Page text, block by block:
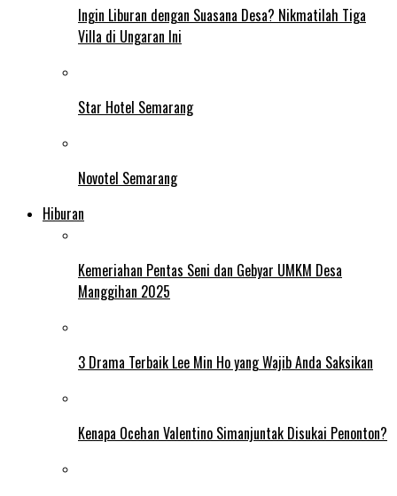
Ingin Liburan dengan Suasana Desa? Nikmatilah Tiga
Villa di Ungaran Ini
Star Hotel Semarang
Novotel Semarang
Hiburan
Kemeriahan Pentas Seni dan Gebyar UMKM Desa
Manggihan 2025
3 Drama Terbaik Lee Min Ho yang Wajib Anda Saksikan
Kenapa Ocehan Valentino Simanjuntak Disukai Penonton?